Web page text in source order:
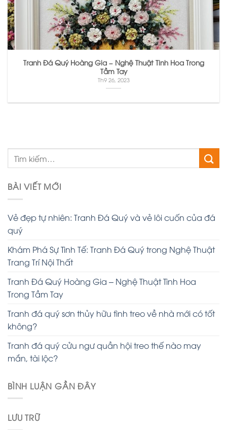
Tranh Đá Quý Hoàng Gia – Nghệ Thuật Tinh Hoa Trong
Tầm Tay
Th9 26, 2023
BÀI VIẾT MỚI
Vẻ đẹp tự nhiên: Tranh Đá Quý và vẻ lôi cuốn của đá
quý
Khám Phá Sự Tinh Tế: Tranh Đá Quý trong Nghệ Thuật
Trang Trí Nội Thất
Tranh Đá Quý Hoàng Gia – Nghệ Thuật Tinh Hoa
Trong Tầm Tay
Tranh đá quý sơn thủy hữu tình treo về nhà mới có tốt
không?
Tranh đá quý cửu ngư quần hội treo thế nào may
mắn, tài lộc?
BÌNH LUẬN GẦN ĐÂY
LƯU TRỮ